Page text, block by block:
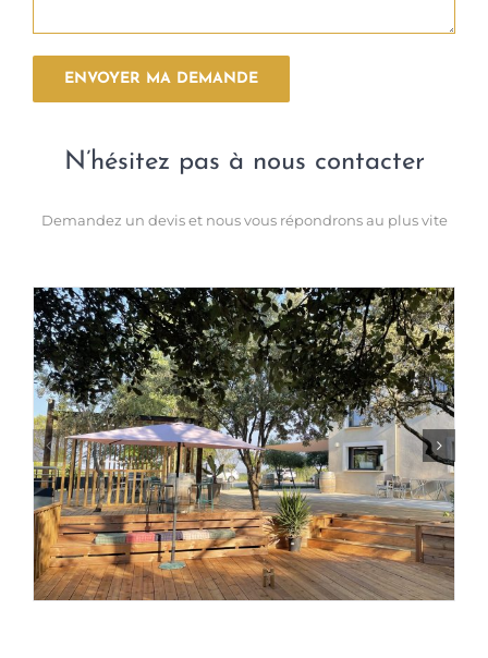
N’hésitez pas à nous contacter
Demandez un devis et nous vous répondrons au plus vite